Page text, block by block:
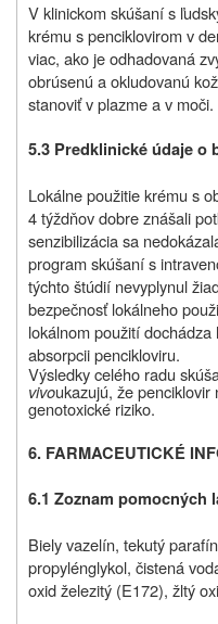
V klinickom skúšaní s
krému s penciklovirom v
viac, ako je odhadovaná
obrúsenú a okludovanú
stanoviť v plazme a v moči.
5.3 Predklinické údaje o
Lokálne použitie krému s
4 týždňov dobre znášali
senzibilizácia sa
program skúšaní s
týchto štúdií nevyplynul
bezpečnosť lokálneho
lokálnom použití
absorpcii pencikloviru.
Výsledky celého radu
vivoukazujú, že
genotoxické riziko.
6. FARMACEUTICKÉ
6.1 Zoznam pomocných
Biely vazelín, tekutý
propylénglykol, čistená
oxid železitý (E172), žltý